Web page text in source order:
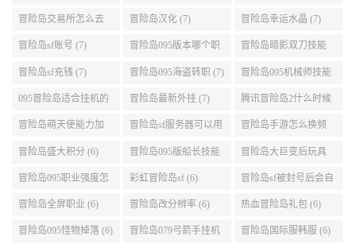
展示 (9) 能加点 (9) 转 (9)
冒险岛交易所怎么去
(8)
冒险岛汉化 (7) 冒险岛幸运水晶 (7)
冒险岛sf账号 (7) 冒险岛095版本哪个职
业段数高些 (7)
冒险岛暗影双刀技能
加点095版本 (7)
冒险岛sf充钱 (7) 冒险岛095海盗转职 (7) 冒险岛095机械师技能
演示 (7)
095冒险岛适合挂机的
地图 (7)
冒险岛最新外挂 (7) 腾讯冒险岛2什么时候
公测 (7)
冒险岛萌天使能力加
点 (6)
冒险岛sf服务器可以用
自己电脑 (6)
冒险岛手游怎么换频
道 (6)
冒险岛盛大积分 (6) 冒险岛095版船长技能
介绍 (6)
冒险岛大巨变后玩具
城组队任务 (6)
冒险岛095职业强度怎
么选 (6)
彩虹冒险岛sf (6) 冒险岛sf被封号后会自
动关闭电脑 (6)
冒险岛全屏职业 (6) 冒险岛改分辨率 (6) 热血冒险岛礼包 (6)
冒险岛095怪物掉落 (6) 冒险岛079弓箭手挂机 冒险岛国际服韩服 (6)